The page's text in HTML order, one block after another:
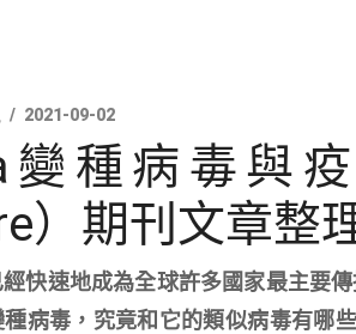
2021-09-02
變種病毒與
）期刊文章整
快速地成為全球許多國家最主要
病毒，究竟和它的類似病毒有哪